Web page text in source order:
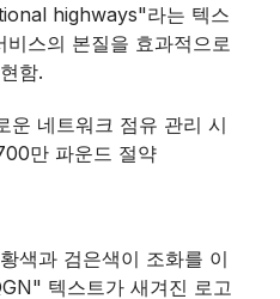
네트워크 점유 관리 시
만 파운드 절약